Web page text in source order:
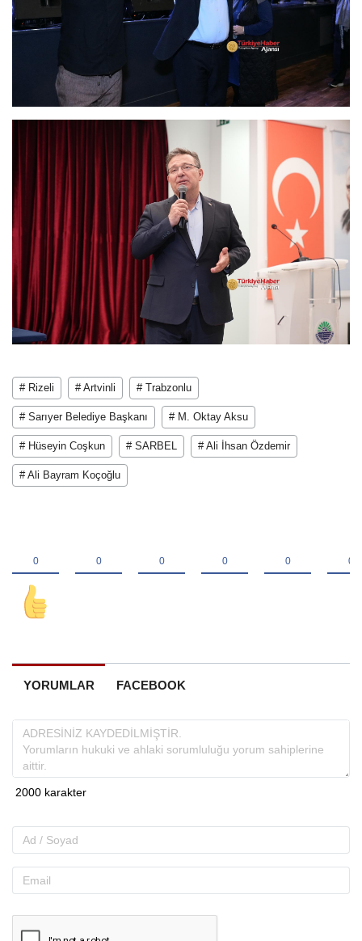
# Rizeli # Artvinli # Trabzonlu
# Sarıyer Belediye Başkanı # M. Oktay Aksu
# Hüseyin Coşkun # SARBEL # Ali İhsan Özdemir
# Ali Bayram Koçoğlu
YORUMLAR FACEBOOK